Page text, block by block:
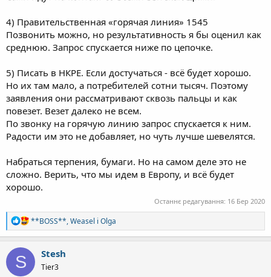
4) Правительственная «горячая линия» 1545
Позвонить можно, но результативность я бы оценил как
среднюю. Запрос спускается ниже по цепочке.
5) Писать в НКРЕ. Если достучаться - всё будет хорошо.
Но их там мало, а потребителей сотни тысяч. Поэтому
заявления они рассматривают сквозь пальцы и как
повезет. Везет далеко не всем.
По звонку на горячую линию запрос спускается к ним.
Радости им это не добавляет, но чуть лучше шевелятся.
Набраться терпения, бумаги. Но на самом деле это не
сложно. Верить, что мы идем в Европу, и всё будет
хорошо.
Останнє редагування: 16 Бер 2020
Р
е
а
к
ц
**BOSS**,Weasel і Olga
S Stesh
Tier3